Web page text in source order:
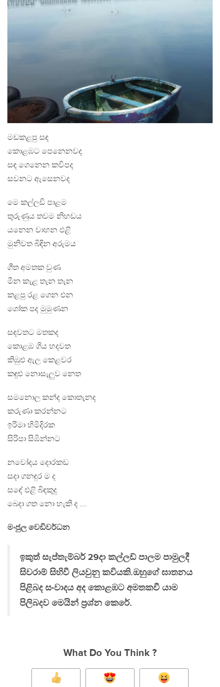
මඩකළපු සඳ
කොළඹට පෙනෙනවද
සඳ ගෙනෙන කවිපද
සවනට ඇසෙනවද
මෙ කල්ලඩි පාළම
තුරුණුය තවම නිහඩය
යනෙන වාහන එළි
මුනිවත බිඳින අරුමය
ගීත අමතක වුණ
මීන කැළ තැන තැන
කළපු රළ ගෙන එන
ශෝක පද මුමුණන
සඳවතට මතකද
කොළඹ ගිය හදවත
කිඹුළු ඇල කෙළවර
කඳුළු නොසැලුව නෙත
සමනොල කන්ද කොතැනද
කරුණා කරන්නට
ඉරිමා හිමිදිරක
සිරිපා සිඹින්නට
නවෝදය දොරකඩ
සදා ගනඳුර ම ද
සඳේ එළි බිඳකුදු
බෙදා ගත නො හැකි ද ….
මංජුල වෙඩිවර්ධන
ඉකුත් සැප්තැම්බර් 29දා කල්ලඩ් පාලම පාමුලදී
සිවරාම් සිහිවී ලියවුනු කවියකි.ඔහුගේ ඝාතනය
පිළිබද සංවාදය අද කොළඹට අමතකවී යාම
පිලිබදව මෙයින් ප්‍රශ්න කෙරේ.
What Do You Think ?